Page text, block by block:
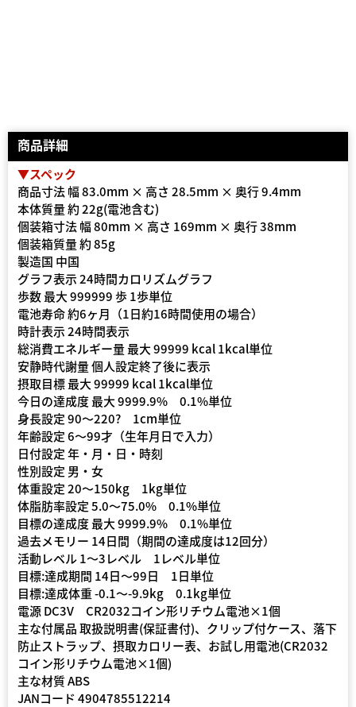
商品詳細
▼スペック
商品寸法 幅 83.0mm × 高さ 28.5mm × 奥行 9.4mm
本体質量 約 22g(電池含む)
個装箱寸法 幅 80mm × 高さ 169mm × 奥行 38mm
個装箱質量 約 85g
製造国 中国
グラフ表示 24時間カロリズムグラフ
歩数 最大 999999 歩 1歩単位
電池寿命 約6ヶ月（1日約16時間使用の場合）
時計表示 24時間表示
総消費エネルギー量 最大 99999 kcal 1kcal単位
安静時代謝量 個人設定終了後に表示
摂取目標 最大 99999 kcal 1kcal単位
今日の達成度 最大 9999.9% 0.1%単位
身長設定 90〜220? 1cm単位
年齢設定 6〜99才（生年月日で入力）
日付設定 年・月・日・時刻
性別設定 男・女
体重設定 20〜150kg 1kg単位
体脂肪率設定 5.0〜75.0% 0.1%単位
目標の達成度 最大 9999.9% 0.1%単位
過去メモリー 14日間（期間の達成度は12回分）
活動レベル 1〜3レベル 1レベル単位
目標:達成期間 14日〜99日 1日単位
目標:達成体重 -0.1〜-9.9kg 0.1kg単位
電源 DC3V CR2032コイン形リチウム電池×1個
主な付属品 取扱説明書(保証書付)、クリップ付ケース、落下
防止ストラップ、摂取カロリー表、お試し用電池(CR2032
コイン形リチウム電池×1個)
主な材質 ABS
JANコード 4904785512214